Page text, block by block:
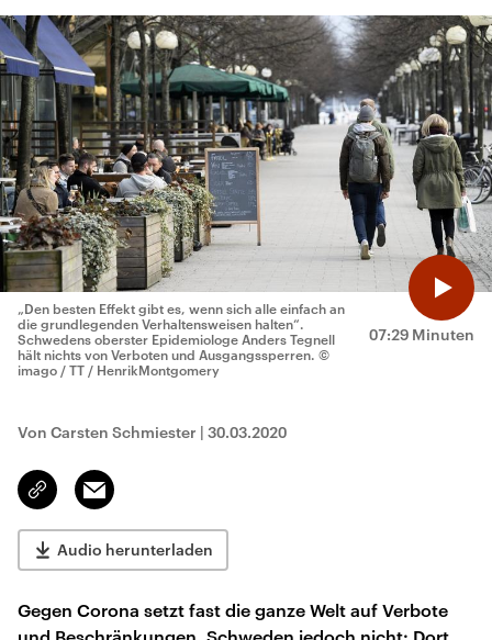
07:29 Minuten
„Den besten Effekt gibt es, wenn sich alle einfach an
die grundlegenden Verhaltensweisen halten“.
Schwedens oberster Epidemiologe Anders Tegnell
hält nichts von Verboten und Ausgangssperren. ©
imago / TT / HenrikMontgomery
Von Carsten Schmiester | 30.03.2020
Link
kopieren/teilen
Email
Audio herunterladen
Gegen Corona setzt fast die ganze Welt auf Verbote